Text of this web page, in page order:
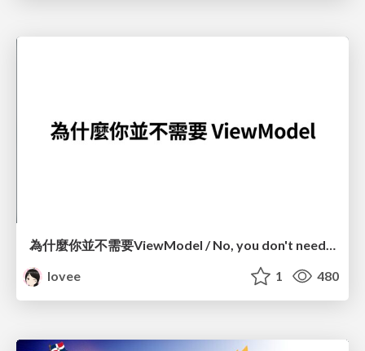
為什麼你並不需要ViewModel / No, you don't need a ViewModel
lovee
1 480